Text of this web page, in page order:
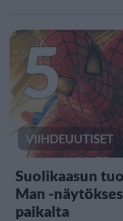
5
VIIHDEUUTISET
Suolikaasun
Man -
paikalta